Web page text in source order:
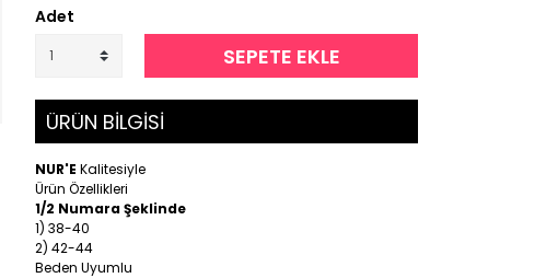
Adet
SEPETE EKLE
ÜRÜN BİLGİSİ
NUR'E Kalitesiyle
Ürün Özellikleri
1/2 Numara Şeklinde
1) 38-40
2) 42-44
Beden Uyumlu